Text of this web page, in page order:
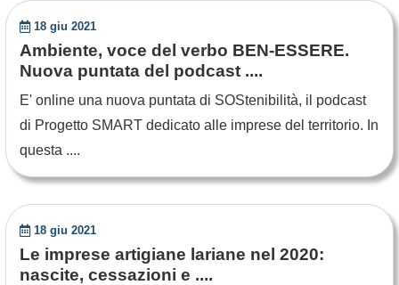
18 giu 2021
Ambiente, voce del verbo BEN-ESSERE.
Nuova puntata del podcast ....
E' online una nuova puntata di SOStenibilità, il podcast
di Progetto SMART dedicato alle imprese del territorio. In
questa ....
18 giu 2021
Le imprese artigiane lariane nel 2020:
nascite, cessazioni e ....